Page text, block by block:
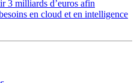
3 milliards d’euros afin
en cloud et en intelligence